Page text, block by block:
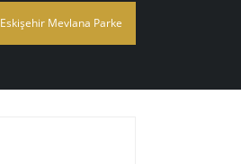
Eskişehir Mevlana Parke